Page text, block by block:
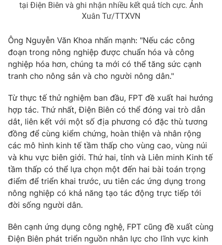
tại Điện Biên và ghi nhận nhiều kết quả tích cực. Ảnh
Xuân Tư/TTXVN
Ông Nguyễn Văn Khoa nhấn mạnh: "Nếu các công
đoạn trong nông nghiệp được chuẩn hóa và công
nghiệp hóa hơn, chúng ta mới có thể tăng sức cạnh
tranh cho nông sản và cho người nông dân."
Từ thực tế thử nghiệm ban đầu, FPT đề xuất hai hướng
hợp tác. Thứ nhất, Điện Biên có thể đóng vai trò dẫn
dắt, liên kết với một số địa phương có đặc thù tương
đồng để cùng kiểm chứng, hoàn thiện và nhân rộng
các mô hình kinh tế tầm thấp cho vùng cao, vùng núi
và khu vực biên giới. Thứ hai, tỉnh và Liên minh Kinh tế
tầm thấp có thể lựa chọn một đến hai bài toán trọng
điểm để triển khai trước, ưu tiên các ứng dụng trong
nông nghiệp có khả năng tạo tác động trực tiếp tới
đời sống người dân.
Bên cạnh ứng dụng công nghệ, FPT cũng đề xuất cùng
Điện Biên phát triển nguồn nhân lực cho lĩnh vực kinh